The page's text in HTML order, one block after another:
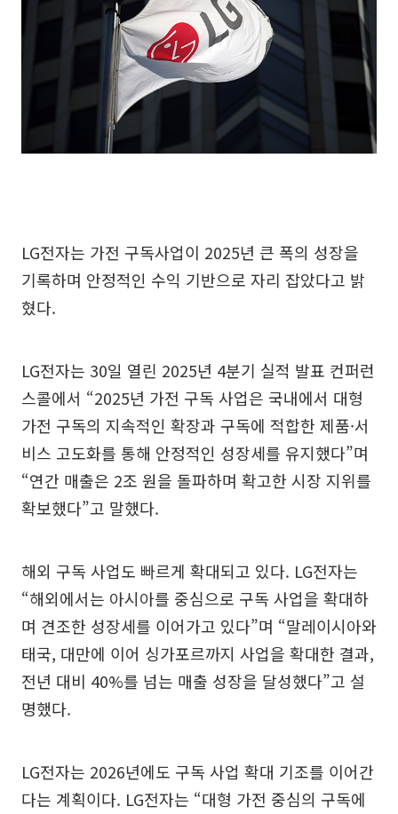
LG전자는 가전 구독사업이 2025년 큰 폭의 성장을
기록하며 안정적인 수익 기반으로 자리 잡았다고 밝
혔다.
LG전자는 30일 열린 2025년 4분기 실적 발표 컨퍼런
스콜에서 “2025년 가전 구독 사업은 국내에서 대형
가전 구독의 지속적인 확장과 구독에 적합한 제품·서
비스 고도화를 통해 안정적인 성장세를 유지했다”며
“연간 매출은 2조 원을 돌파하며 확고한 시장 지위를
확보했다”고 말했다.
해외 구독 사업도 빠르게 확대되고 있다. LG전자는
“해외에서는 아시아를 중심으로 구독 사업을 확대하
며 견조한 성장세를 이어가고 있다”며 “말레이시아와
태국, 대만에 이어 싱가포르까지 사업을 확대한 결과,
전년 대비 40%를 넘는 매출 성장을 달성했다”고 설
명했다.
LG전자는 2026년에도 구독 사업 확대 기조를 이어간
다는 계획이다. LG전자는 “대형 가전 중심의 구독에